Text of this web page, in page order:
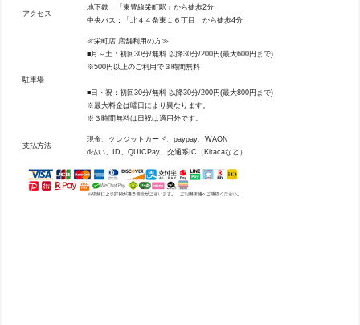
アクセス
地下鉄：「東豊線栄町駅」から徒歩2分
中央バス：「北４４条東１６丁目」から徒歩4分
駐車場
≪栄町店 店舗利用の方≫
■月～土：初回30分/無料 以降30分/200円(最大600円まで)
※500円以上のご利用で３時間無料
■日・祝：初回30分/無料 以降30分/200円(最大800円まで)
※最大料金は曜日により異なります。
※３時間無料は日祝は適用外です。
支払方法
現金、クレジットカード、paypay、WAON
d払い、ID、QUICPay、交通系IC（Kitacaなど）